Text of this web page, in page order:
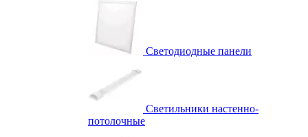
Светодиодные панели
Светильники настенно-
потолочные